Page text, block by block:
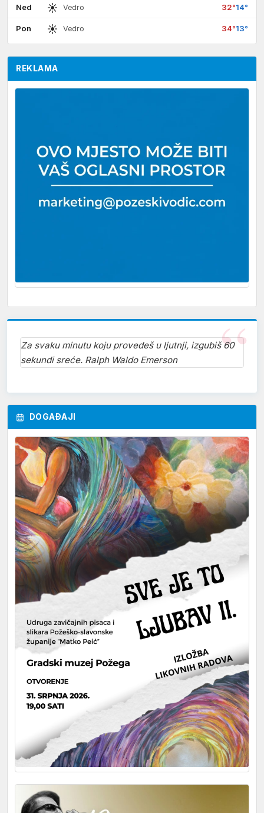
Ned ☀ Vedro 32°14°
Pon ☀ Vedro 34°13°
REKLAMA
Za svaku minutu koju provedeš u ljutnji, izgubiš 60
sekundi sreće. Ralph Waldo Emerson
DOGAĐAJI